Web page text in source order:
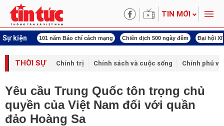
TIN MỚI
Sự kiện
tên Bác 101 năm Báo chí cách mạng Chiến dịch 500 ngày đêm Đại hội
THỜI SỰ Chính trị Chính sách và cuộc sống Chính phủ
Yêu cầu Trung Quốc tôn trọng chủ
quyền của Việt Nam đối với quần
đảo Hoàng Sa